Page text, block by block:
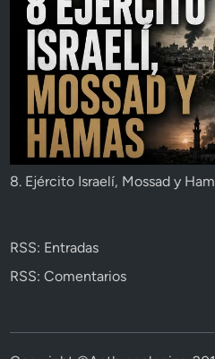
8. Ejército Israelí, Mossad y
RSS: Entradas
RSS: Comentarios